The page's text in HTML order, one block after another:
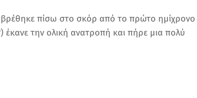
πίσω στο σκόρ από το πρώτο ημίχρονο
την ολική ανατροπή και πήρε μια πολύ